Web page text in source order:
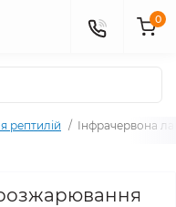
0
рептилій Інфрачервона